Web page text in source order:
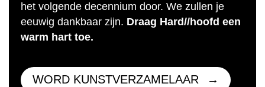
het volgende decennium door. We zullen je
eeuwig dankbaar zijn. Draag Hard//hoofd een
warm hart toe.
WORD KUNSTVERZAMELAAR